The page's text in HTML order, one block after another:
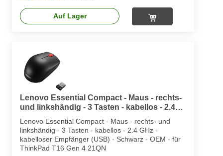
Auf Lager
Lenovo Essential Compact - Maus - rechts-
und linkshändig - 3 Tasten - kabellos - 2.4
Lenovo Essential Compact - Maus - rechts- und
linkshändig - 3 Tasten - kabellos - 2.4 GHz -
kabelloser Empfänger (USB) - Schwarz - OEM - für
ThinkPad T16 Gen 4 21QN